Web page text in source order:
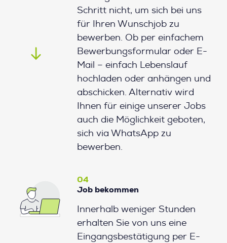
Schritt nicht, um sich bei uns
für Ihren Wunschjob zu
bewerben. Ob per einfachem
Bewerbungsformular oder E-
Mail – einfach Lebenslauf
hochladen oder anhängen und
abschicken. Alternativ wird
Ihnen für einige unserer Jobs
auch die Möglichkeit geboten,
sich via WhatsApp zu
bewerben.
04
Job bekommen
Innerhalb weniger Stunden
erhalten Sie von uns eine
Eingangsbestätigung per E-